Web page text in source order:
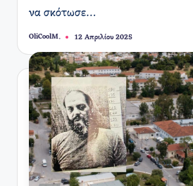
να σκότωσε…
Συγγραφέας:
OliCoolM. 12 Απριλίου 2025